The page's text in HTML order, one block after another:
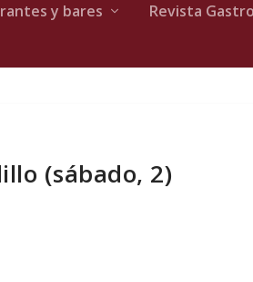
y bares Revista
(sábado, 2)